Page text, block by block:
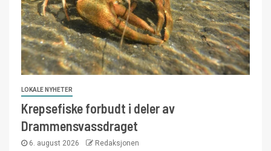
LOKALE NYHETER
Krepsefiske forbudt i deler av
Drammensvassdraget
6. august 2026 Redaksjonen